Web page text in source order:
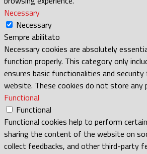
Necessary
Necessary
Sempre abilitato
Necessary cookies are absolutely
function properly. This category only
ensures basic functionalities and
website. These cookies do not store any
Functional
Functional
Functional cookies help to perform
sharing the content of the website on
collect feedbacks, and other third-party